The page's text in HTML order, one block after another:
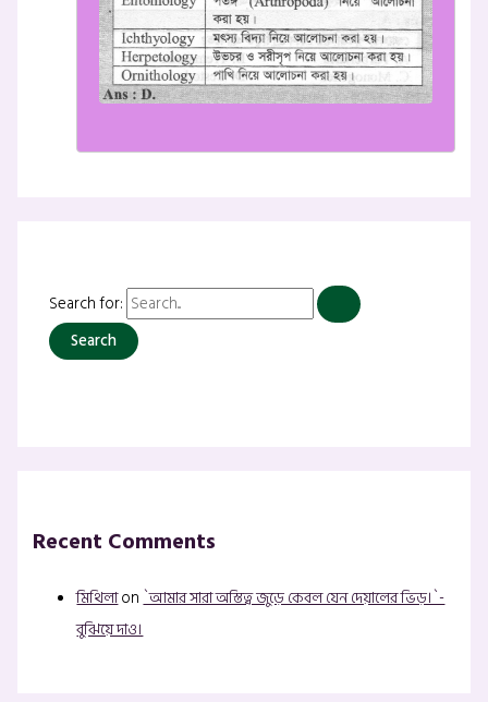
Search for:
Recent Comments
মিথিলাon`আমার সারা অস্তিত্ব জুড়ে কেবল যেন দেয়ালের ভিড়।`-
বুঝিয়ে দাও।